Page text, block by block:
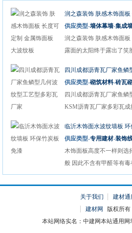
润之森装饰 肤感木饰面
供应类型-墙体幕墙-集成
润之森装饰 肤感木饰面
露面的太阳终于露出了笑
四川成都沥青瓦厂家鱼鳞
供应类型-砌筑材料-砖瓦
四川成都沥青瓦厂家鱼
KSM沥青瓦厂家多彩瓦
临沂木饰面水波纹墙板
供应类型-专用建材-装饰
木饰面板高度不一样则选
般 因此不含有甲醛等有
关于我们 建材通
建材网
版权所有
本站网络实名：中建网本站通用网